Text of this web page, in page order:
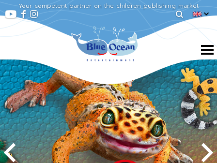
Your competent partner on the children publishing market